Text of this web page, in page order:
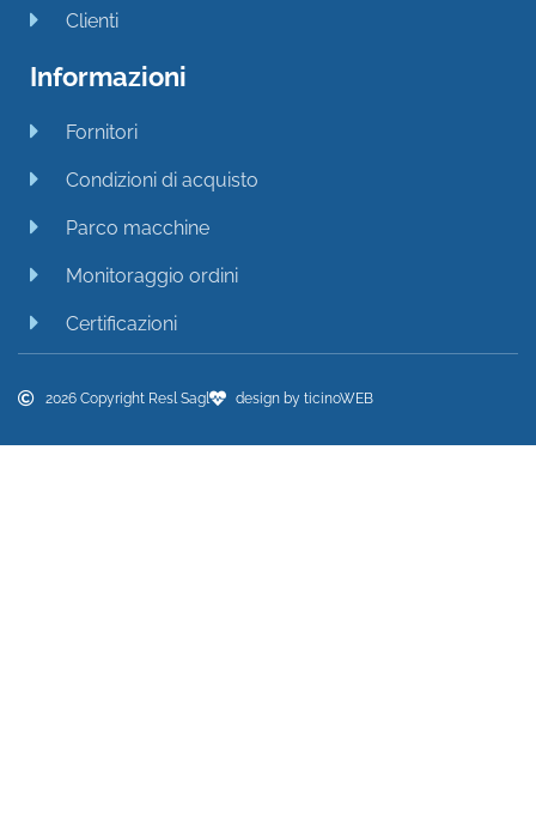
Clienti
Informazioni
Fornitori
Condizioni di acquisto
Parco macchine
Monitoraggio ordini
Certificazioni
2026 Copyright Resl Sagl design by ticinoWEB